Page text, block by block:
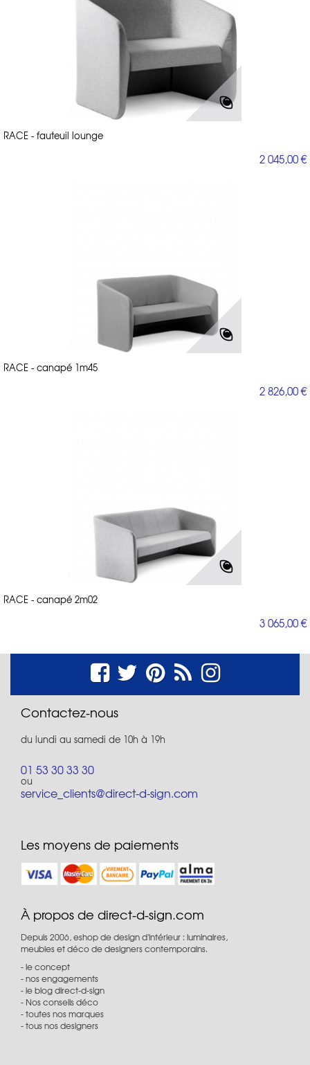
RACE - fauteuil lounge
2 045,00 €
RACE - canapé 1m45
2 826,00 €
RACE - canapé 2m02
3 065,00 €
Contactez-nous
du lundi au samedi de 10h à 19h
01 53 30 33 30
ou
service_clients@direct-d-sign.com
Les moyens de paiements
À propos de direct-d-sign.com
Depuis 2006, eshop de design d'intérieur : luminaires,
meubles et déco de designers contemporains.
le concept
nos engagements
le blog direct-d-sign
Nos conseils déco
toutes nos marques
tous nos designers